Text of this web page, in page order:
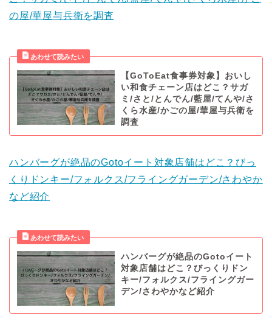
の屋/華屋与兵衛を調査
【GoToEat食事券対象】おいし
い和食チェーン店はどこ？サガ
ミ/さと/とんでん/藍屋/てんや/さ
くら水産/かごの屋/華屋与兵衛を
調査
ハンバーグが絶品のGotoイート対象店舗はどこ？びっ
くりドンキー/フォルクス/フライングガーデン/さわやか
など紹介
ハンバーグが絶品のGotoイート
対象店舗はどこ？びっくりドン
キー/フォルクス/フライングガー
デン/さわやかなど紹介